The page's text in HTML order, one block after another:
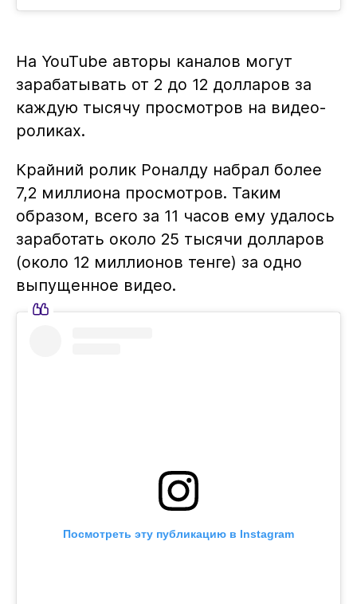
На YouTube авторы каналов могут
зарабатывать от 2 до 12 долларов за
каждую тысячу просмотров на видео-
роликах.
Крайний ролик Роналду набрал более
7,2 миллиона просмотров. Таким
образом, всего за 11 часов ему удалось
заработать около 25 тысячи долларов
(около 12 миллионов тенге) за одно
выпущенное видео.
Посмотреть эту публикацию в Instagram